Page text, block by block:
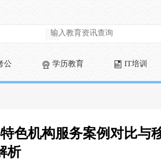
公 学历教育 IT培训
色机构服务案例对比与
析